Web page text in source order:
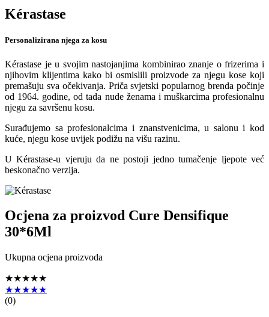
Kérastase
Personalizirana njega za kosu
Kérastase je u svojim nastojanjima kombinirao znanje o frizerima i
njihovim klijentima kako bi osmislili proizvode za njegu kose koji
premašuju sva očekivanja. Priča svjetski popularnog brenda počinje
od 1964. godine, od tada nude ženama i muškarcima profesionalnu
njegu za savršenu kosu.
Surađujemo sa profesionalcima i znanstvenicima, u salonu i kod
kuće, njegu kose uvijek podižu na višu razinu.
U Kérastase-u vjeruju da ne postoji jedno tumačenje ljepote već
beskonačno verzija.
Ocjena za proizvod Cure Densifique
30*6Ml
Ukupna ocjena proizvoda
★★★★★
★★★★★
(0)